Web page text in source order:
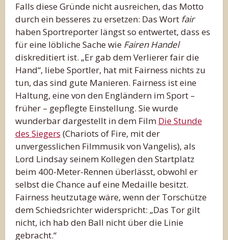
Falls diese Gründe nicht ausreichen, das Motto
durch ein besseres zu ersetzen: Das Wort fair
haben Sportreporter längst so entwertet, dass es
für eine löbliche Sache wie Fairen Handel
diskreditiert ist. „Er gab dem Verlierer fair die
Hand“, liebe Sportler, hat mit Fairness nichts zu
tun, das sind gute Manieren. Fairness ist eine
Haltung, eine von den Engländern im Sport –
früher – gepflegte Einstellung. Sie wurde
wunderbar dargestellt in dem Film Die Stunde
des Siegers (Chariots of Fire, mit der
unvergesslichen Filmmusik von Vangelis), als
Lord Lindsay seinem Kollegen den Startplatz
beim 400-Meter-Rennen überlässt, obwohl er
selbst die Chance auf eine Medaille besitzt.
Fairness heutzutage wäre, wenn der Torschütze
dem Schiedsrichter widerspricht: „Das Tor gilt
nicht, ich hab den Ball nicht über die Linie
gebracht.“